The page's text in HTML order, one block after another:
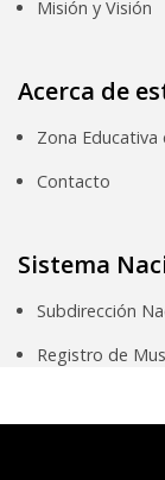
Misión y Visión
Acerca de
Zona Educativa
Contacto
Sistema
Subdirección
Registro de